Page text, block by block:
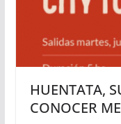
HUENTATA,
CONOCER